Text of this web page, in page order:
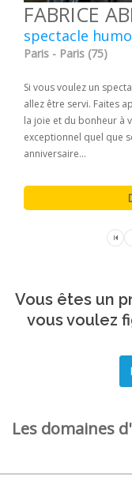
FABRICE
spectacle
Paris - Paris (75)
Si vous voulez un
allez être servi. Faites
la joie et du bonheur à
exceptionnel quel que
anniversaire...
Vous êtes un
vous voulez
Les domaines